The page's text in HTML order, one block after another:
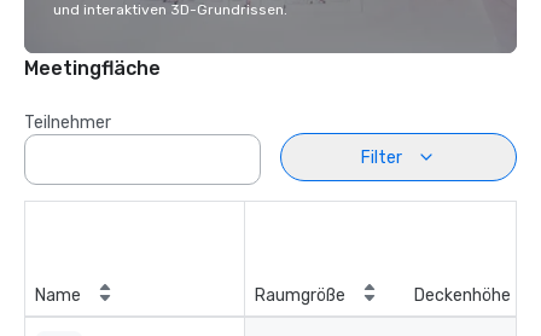
und interaktiven 3D-Grundrissen.
Meetingfläche
Teilnehmer
Filter
Name Raumgröße Deckenhöhe